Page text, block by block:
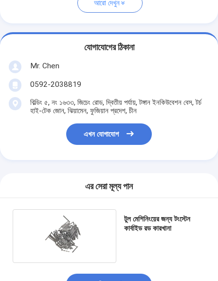
আরো দেখুন
যোগাযোগের ঠিকানা
Mr. Chen
0592-2038819
বিল্ডিং ৫, নং ১৬৩৩, জিচেং রোড, দ্বিতীয় পর্যায়, টঙ্গান ইনকিউবেশন বেস, টর্চ
হাই-টেক জোন, ঝিয়ামেন, ফুজিয়ান প্রদেশ, চীন
এখন যোগাযোগ
এর সেরা মূল্য পান
টুল মেশিনিংয়ের জন্য টংস্টেন
কার্বাইড রড কারখানা